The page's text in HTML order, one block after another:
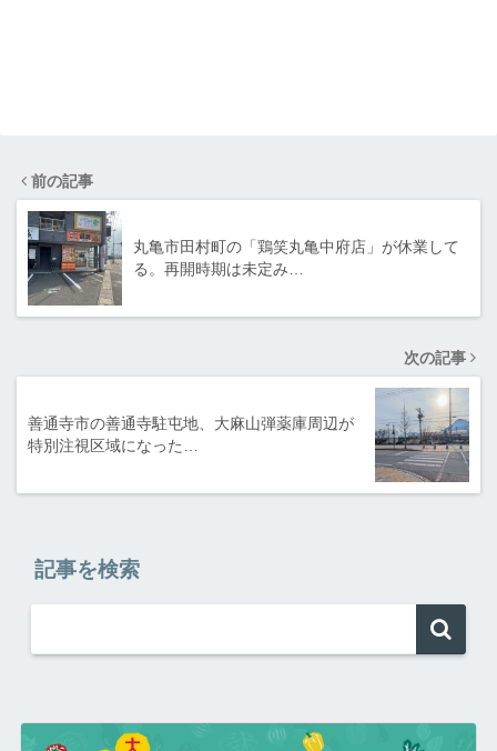
前の記事
丸亀市田村町の「鶏笑丸亀中府店」が休業して
る。再開時期は未定み…
次の記事
善通寺市の善通寺駐屯地、大麻山弾薬庫周辺が
特別注視区域になった…
記事を検索